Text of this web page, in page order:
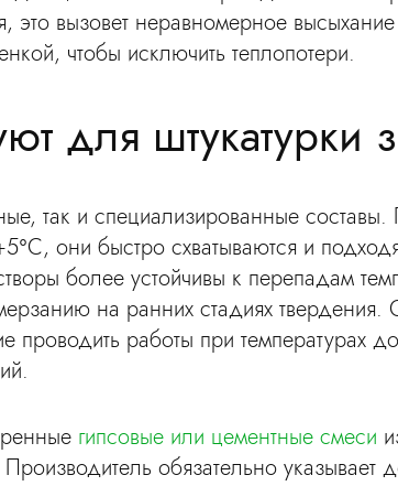
это вызовет неравномерное
чтобы исключить теплопотери.
для штукатурки
так и специализированные
они быстро схватываются и
более устойчивы к перепадам
на ранних стадиях
работы при температурах
гипсовые или цементные смеси
обязательно указывает